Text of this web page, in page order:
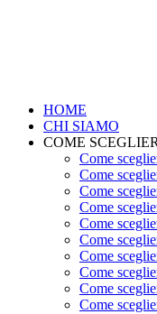
HOME
CHI SIAMO
COME
Come
Come
Come
Come
Come
Come
Come
Come
Come
Come